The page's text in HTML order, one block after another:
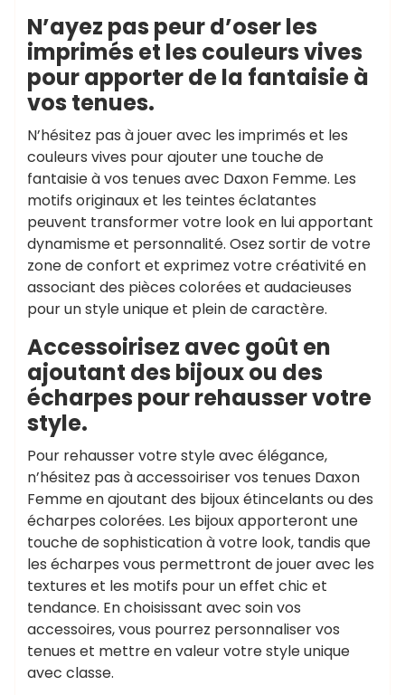
N’ayez pas peur d’oser les
imprimés et les couleurs vives
pour apporter de la fantaisie à
vos tenues.
N’hésitez pas à jouer avec les imprimés et les
couleurs vives pour ajouter une touche de
fantaisie à vos tenues avec Daxon Femme. Les
motifs originaux et les teintes éclatantes
peuvent transformer votre look en lui apportant
dynamisme et personnalité. Osez sortir de votre
zone de confort et exprimez votre créativité en
associant des pièces colorées et audacieuses
pour un style unique et plein de caractère.
Accessoirisez avec goût en
ajoutant des bijoux ou des
écharpes pour rehausser votre
style.
Pour rehausser votre style avec élégance,
n’hésitez pas à accessoiriser vos tenues Daxon
Femme en ajoutant des bijoux étincelants ou des
écharpes colorées. Les bijoux apporteront une
touche de sophistication à votre look, tandis que
les écharpes vous permettront de jouer avec les
textures et les motifs pour un effet chic et
tendance. En choisissant avec soin vos
accessoires, vous pourrez personnaliser vos
tenues et mettre en valeur votre style unique
avec classe.